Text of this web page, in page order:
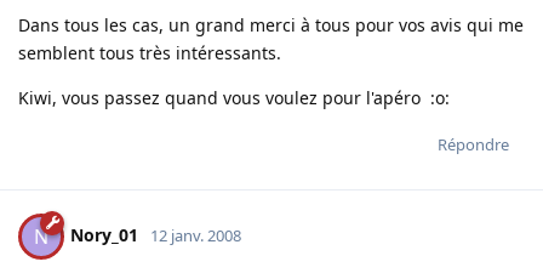
Dans tous les cas, un grand merci à tous pour vos avis qui me
semblent tous très intéressants.
Kiwi, vous passez quand vous voulez pour l'apéro :o:
Répondre
N Nory_01 12 janv. 2008